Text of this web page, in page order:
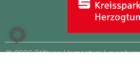
© 2026Stiftung Herzogtum Lauenburg